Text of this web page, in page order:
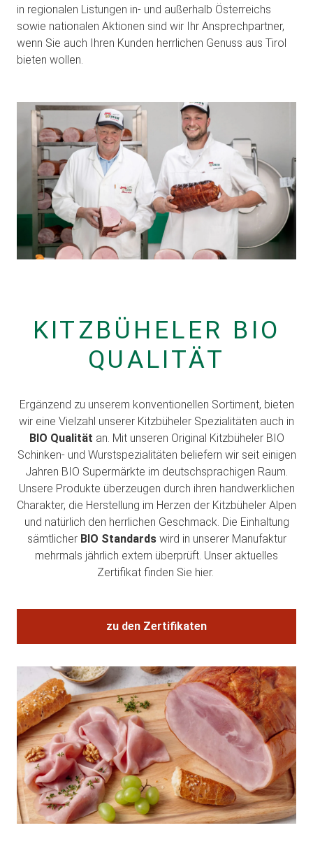
in regionalen Listungen in- und außerhalb Österreichs
sowie nationalen Aktionen sind wir Ihr Ansprechpartner,
wenn Sie auch Ihren Kunden herrlichen Genuss aus Tirol
bieten wollen.
KITZBÜHELER BIO
QUALITÄT
Ergänzend zu unserem konventionellen Sortiment, bieten
wir eine Vielzahl unserer Kitzbüheler Spezialitäten auch in
BIO Qualität an. Mit unseren Original Kitzbüheler BIO
Schinken- und Wurstspezialitäten beliefern wir seit einigen
Jahren BIO Supermärkte im deutschsprachigen Raum.
Unsere Produkte überzeugen durch ihren handwerklichen
Charakter, die Herstellung im Herzen der Kitzbüheler Alpen
und natürlich den herrlichen Geschmack. Die Einhaltung
sämtlicher BIO Standards wird in unserer Manufaktur
mehrmals jährlich extern überprüft. Unser aktuelles
Zertifikat finden Sie hier.
zu den Zertifikaten